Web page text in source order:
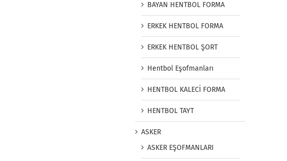
BAYAN HENTBOL FORMA
ERKEK HENTBOL FORMA
ERKEK HENTBOL ŞORT
Hentbol Eşofmanları
HENTBOL KALECİ FORMA
HENTBOL TAYT
ASKER
ASKER EŞOFMANLARI